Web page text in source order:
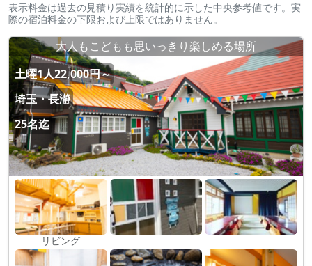
表示料金は過去の見積り実績を統計的に示した中央参考値です。実
際の宿泊料金の下限および上限ではありません。
大人もこどもも思いっきり楽しめる場所
土曜1人22,000円～
埼玉・長瀞
25名迄
リビング